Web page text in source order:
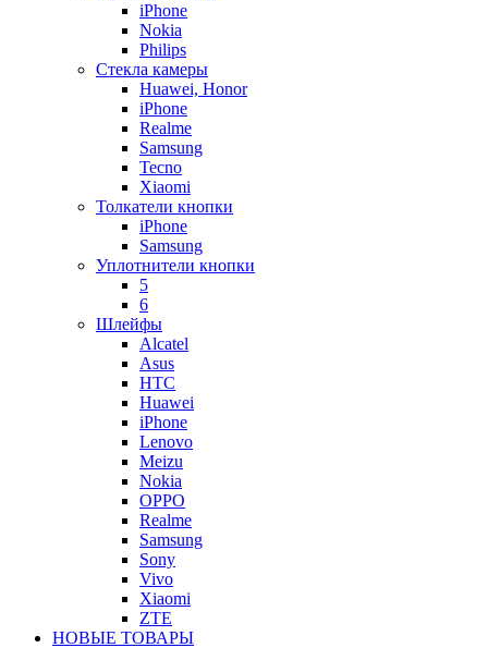
iPhone
Nokia
Philips
Стекла камеры
Huawei, Honor
iPhone
Realme
Samsung
Tecno
Xiaomi
Толкатели кнопки
iPhone
Samsung
Уплотнители кнопки
5
6
Шлейфы
Alcatel
Asus
HTC
Huawei
iPhone
Lenovo
Meizu
Nokia
OPPO
Realme
Samsung
Sony
Vivo
Xiaomi
ZTE
НОВЫЕ ТОВАРЫ